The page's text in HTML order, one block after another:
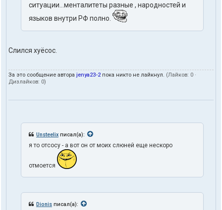
ситуации...менталитеты разные , народностей и
языков внутри РФ полно.
Слился хуёсос.
За это сообщение автора jenya23-2 пока никто не лайкнул. (Лайков: 0 ·
Дизлайков: 0)
Unsteelix писал(а):
я то отсосу - а вот он от моих слюней еще нескоро
отмоется
Dionis писал(а):